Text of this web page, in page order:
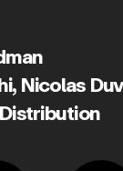
,Nicolas